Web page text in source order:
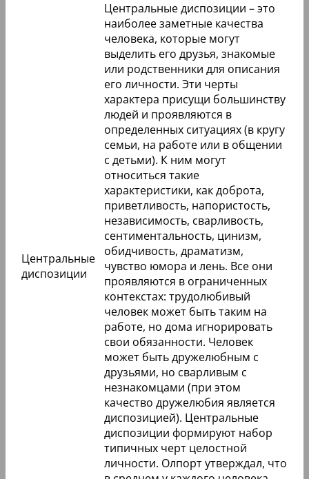
Центральные
диспозиции
Центральные диспозиции – это
наиболее заметные качества
человека, которые могут
выделить его друзья, знакомые
или родственники для описания
его личности. Эти черты
характера присущи большинству
людей и проявляются в
определенных ситуациях (в кругу
семьи, на работе или в общении
с детьми). К ним могут
относиться такие
характеристики, как доброта,
приветливость, напористость,
независимость, сварливость,
сентиментальность, цинизм,
обидчивость, драматизм,
чувство юмора и лень. Все они
проявляются в ограниченных
контекстах: трудолюбивый
человек может быть таким на
работе, но дома игнорировать
свои обязанности. Человек
может быть дружелюбным с
друзьями, но сварливым с
незнакомцами (при этом
качество дружелюбия является
диспозицией). Центральные
диспозиции формируют набор
типичных черт целостной
личности. Олпорт утверждал, что